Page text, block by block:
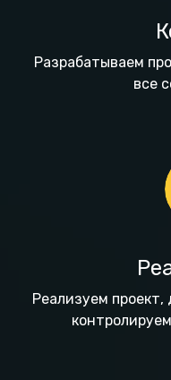
Разрабатываем
все
Реализуем